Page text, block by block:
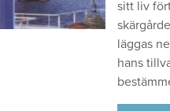
sitt liv
läggas
hans